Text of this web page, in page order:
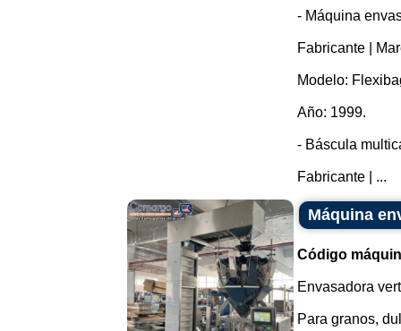
- Máquina
Fabricante |
Modelo:
Año: 1999.
- Báscula
Fabricante | ...
Máquina
Código
Envasadora
Para granos,